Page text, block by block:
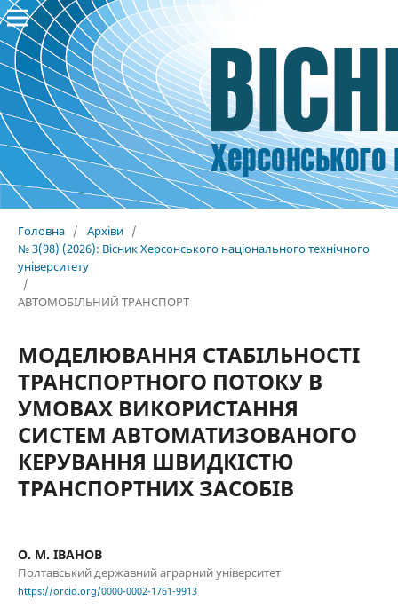
Головна / Архіви /
№ 3(98) (2026): Вісник Херсонського національного технічного
університету
/
АВТОМОБІЛЬНИЙ ТРАНСПОРТ
МОДЕЛЮВАННЯ СТАБІЛЬНОСТІ
ТРАНСПОРТНОГО ПОТОКУ В
УМОВАХ ВИКОРИСТАННЯ
СИСТЕМ АВТОМАТИЗОВАНОГО
КЕРУВАННЯ ШВИДКІСТЮ
ТРАНСПОРТНИХ ЗАСОБІВ
О. М. ІВАНОВ
Полтавський державний аграрний університет
https://orcid.org/0000-0002-1761-9913